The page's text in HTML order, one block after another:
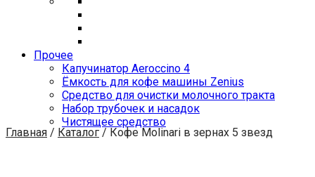
Прочее
Капучинатор Aeroccino 4
Ёмкость для кофе машины Zenius
Средство для очистки молочного тракта
Набор трубочек и насадок
Чистящее средство
Главная / Каталог / Кофе Molinari в зернах 5 звезд